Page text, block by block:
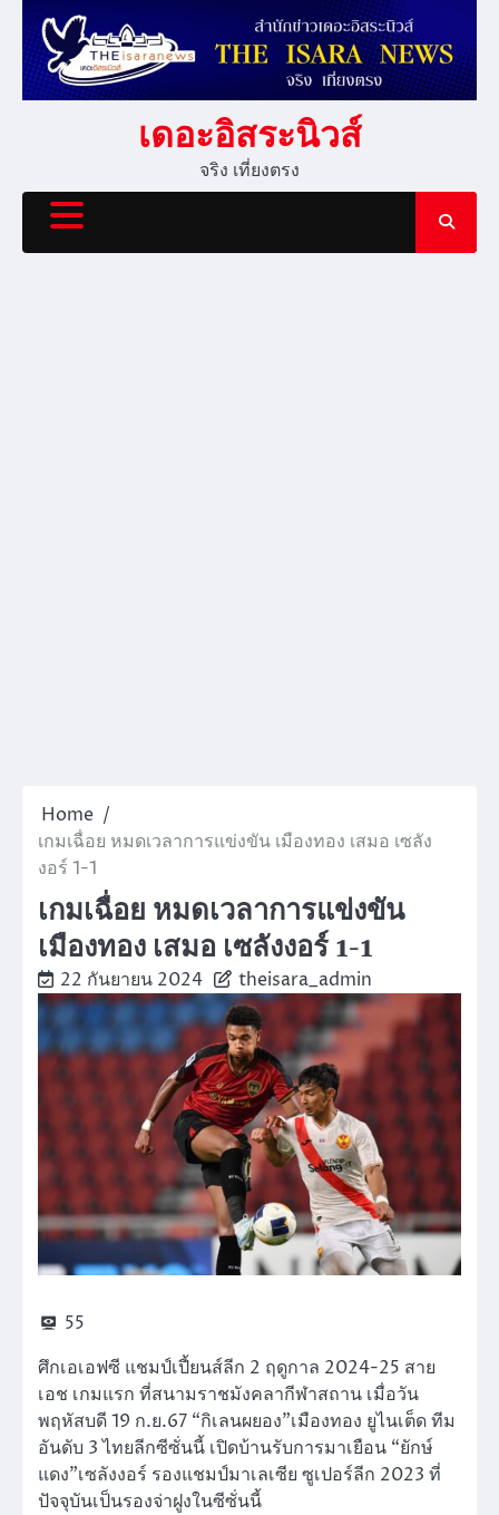
content
เดอะอิสระนิวส์
จริง เที่ยงตรง
Home
เกมเฉื่อย หมดเวลาการแข่งขัน เมืองทอง เสมอ เซลัง
งอร์ 1-1
เกมเฉื่อย หมดเวลาการแข่งขัน
เมืองทอง เสมอ เซลังงอร์ 1-1
22 กันยายน 2024 theisara_admin
55
ศึกเอเอฟซี แชมป์เปี้ยนส์ลีก 2 ฤดูกาล 2024-25 สาย
เอช เกมแรก ที่สนามราชมังคลากีฬาสถาน เมื่อวัน
พฤหัสบดี 19 ก.ย.67 “กิเลนผยอง”เมืองทอง ยูไนเต็ด ทีม
อันดับ 3 ไทยลีกซีซั่นนี้ เปิดบ้านรับการมาเยือน “ยักษ์
แดง”เซลังงอร์ รองแชมป์มาเลเซีย ซูเปอร์ลีก 2023 ที่
ปัจจุบันเป็นรองจ่าฝูงในซีซั่นนี้